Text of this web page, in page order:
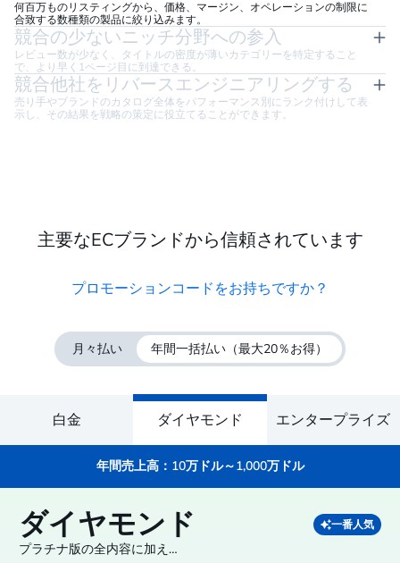
何百万ものリスティングから、価格、マージン、オペレーションの制限に
合致する数種類の製品に絞り込みます。
競合の少ないニッチ分野への参入
レビュー数が少なく、タイトルの密度が薄いカテゴリーを特定すること
で、より早く1ページ目に到達できる。
競合他社をリバースエンジニアリングする
売り手やブランドのカタログ全体をパフォーマンス別にランク付けして表
示し、その結果を戦略の策定に役立てることができます。
主要なECブランドから信頼されています
プロモーションコードをお持ちですか？
月々払い 年間一括払い （最大20％お得）
白金 ダイヤモンド エンタープライズ
年間売上高：10万ドル～1,000万ドル
ダイヤモンド 一番人気
プラチナ版の全内容に加え…